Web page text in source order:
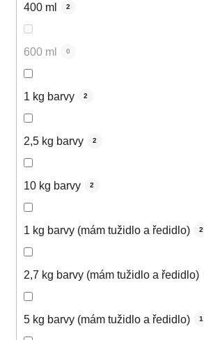
400 ml 2
600 ml 0
1 kg barvy 2
2,5 kg barvy 2
10 kg barvy 2
1 kg barvy (mám tužidlo a ředidlo) 2
2,7 kg barvy (mám tužidlo a ředidlo)
5 kg barvy (mám tužidlo a ředidlo) 1